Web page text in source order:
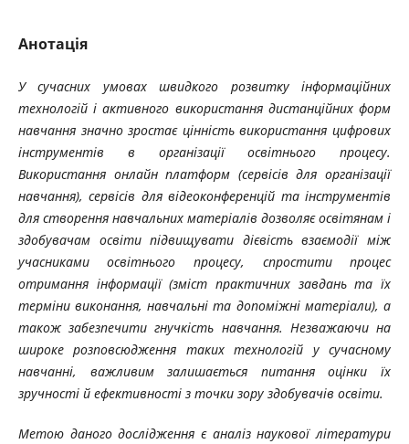
Анотація
У сучасних умовах швидкого розвитку інформаційних
технологій і активного використання дистанційних форм
навчання значно зростає цінність використання цифрових
інструментів в організації освітнього процесу.
Використання онлайн платформ (сервісів для організації
навчання), сервісів для відеоконференцій та інструментів
для створення навчальних матеріалів дозволяє освітянам і
здобувачам освіти підвищувати дієвість взаємодії між
учасниками освітнього процесу, спростити процес
отримання інформації (зміст практичних завдань та їх
терміни виконання, навчальні та допоміжні матеріали), а
також забезпечити гнучкість навчання. Незважаючи на
широке розповсюдження таких технологій у сучасному
навчанні, важливим залишається питання оцінки їх
зручності й ефективності з точки зору здобувачів освіти.
Метою даного дослідження є аналіз наукової літератури